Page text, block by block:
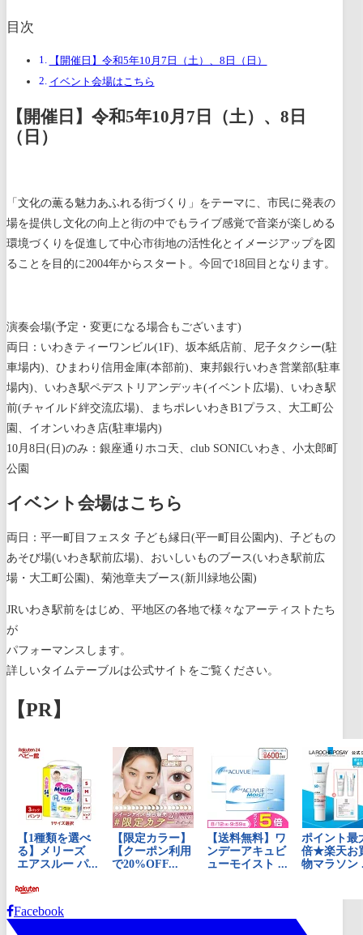
目次
【開催日】令和5年10月7日（土）、8日（日）
イベント会場はこちら
【開催日】令和5年10月7日（土）、8日
（日）
「文化の薫る魅力あふれる街づくり」をテーマに、 市民に発表の
場を提供し文化の向上と街の中でもライブ感覚で音楽が楽しめる
環境づくりを促進して中心市街地の活性化と イメージアップを図
ることを目的に2004年からスタート。 今回で18回目となります。
演奏会場(予定・変更になる場合もございます)
両日：いわきティーワンビル(1F)、坂本紙店前、尼子タクシー(駐
車場内)、ひまわり信用金庫(本部前)、東邦銀行いわき営業部(駐車
場内)、いわき駅ペデストリアンデッキ(イベント広場)、いわき駅
前(チャイルド絆交流広場)、まちポレいわきB1プラス、大工町公
園、イオンいわき店(駐車場内)
10月8日(日)のみ：銀座通りホコ天、club SONICいわき、小太郎町
公園
イベント会場はこちら
両日：平一町目フェスタ 子ども縁日(平一町目公園内)、子どもの
あそび場(いわき駅前広場)、おいしいものブース(いわき駅前広
場・大工町公園)、菊池章夫ブース(新川緑地公園)
JRいわき駅前をはじめ、平地区の各地で様々なアーティストたち
が
パフォーマンスします。
詳しいタイムテーブルは公式サイトをご覧ください。
【PR】
Facebook